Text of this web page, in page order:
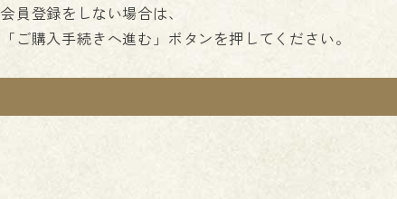
会員登録をしない場合は、
「ご購入手続きへ進む」ボタンを押してください。